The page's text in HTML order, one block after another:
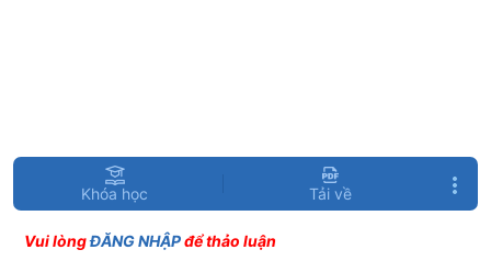
Khóa học Tải về
Vui lòngĐĂNG NHẬPđể thảo luận